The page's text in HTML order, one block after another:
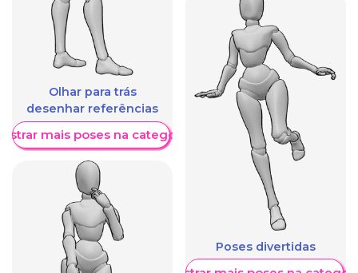
Olhar para trás
desenhar referências
mais poses na categoria
Poses divertidas